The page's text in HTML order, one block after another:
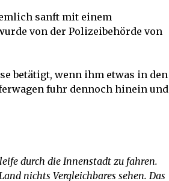
sanft mit einem
von der Polizeibehörde von
betätigt, wenn ihm etwas in den
fuhr dennoch hinein und
durch die Innenstadt zu fahren.
nichts Vergleichbares sehen. Das